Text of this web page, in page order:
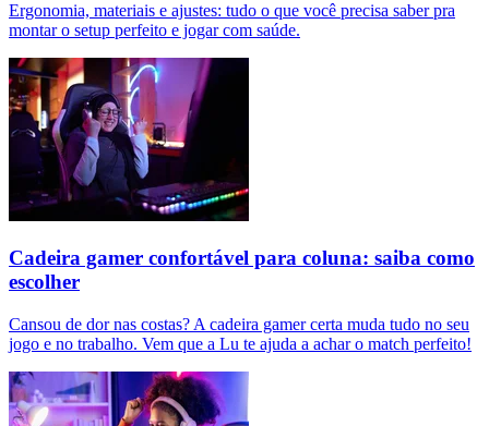
Ergonomia, materiais e ajustes: tudo o que você precisa saber pra
montar o setup perfeito e jogar com saúde.
Cadeira gamer confortável para coluna: saiba como
escolher
Cansou de dor nas costas? A cadeira gamer certa muda tudo no seu
jogo e no trabalho. Vem que a Lu te ajuda a achar o match perfeito!